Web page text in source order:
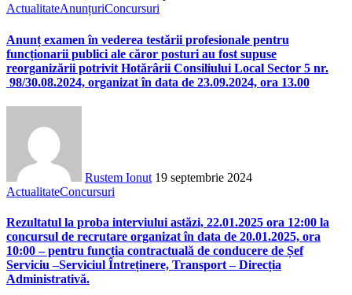
ActualitateAnunțuriConcursuri
Anunț examen în vederea testării profesionale pentru
funcționarii publici ale căror posturi au fost supuse
reorganizării potrivit Hotărârii Consiliului Local Sector 5 nr.
98/30.08.2024, organizat în data de 23.09.2024, ora 13.00
Rustem Ionut 19 septembrie 2024
ActualitateConcursuri
Rezultatul la proba interviului astăzi, 22.01.2025 ora 12:00 la
concursul de recrutare organizat în data de 20.01.2025, ora
10:00 – pentru funcția contractuală de conducere de Șef
Serviciu –Serviciul Întreținere, Transport – Direcția
Administrativă.